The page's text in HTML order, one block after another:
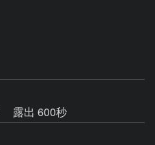
露出 600秒